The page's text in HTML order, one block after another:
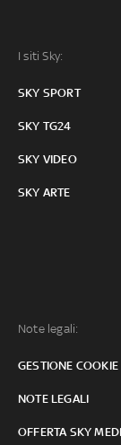
I siti Sky:
SKY SPORT
SKY TG24
SKY VIDEO
SKY ARTE
Note legali:
GESTIONE COOKIE
NOTE LEGALI
OFFERTA SKY